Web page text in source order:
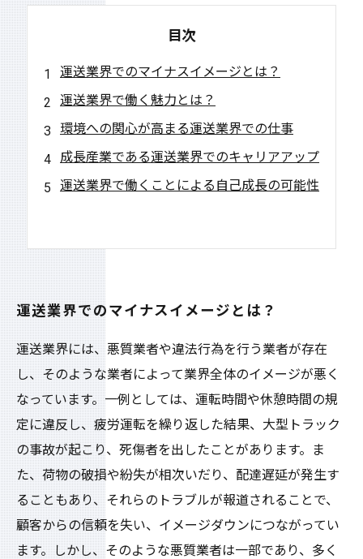
目次
運送業界でのマイナスイメージとは？
運送業界で働く魅力とは？
環境への関心が高まる運送業界での仕事
成長産業である運送業界でのキャリアアップ
運送業界で働くことによる自己成長の可能性
運送業界でのマイナスイメージとは？
運送業界には、悪質業者や違法行為を行う業者が存在
し、そのような業者によって業界全体のイメージが悪く
なっています。一例としては、運転時間や休憩時間の規
定に違反し、疲労運転を繰り返した結果、大型トラック
の事故が起こり、死傷者を出したことがあります。ま
た、荷物の破損や紛失が相次いだり、配達遅延が発生す
ることもあり、それらのトラブルが報道されることで、
顧客からの信頼を失い、イメージダウンにつながってい
ます。しかし、そのような悪質業者は一部であり、多く